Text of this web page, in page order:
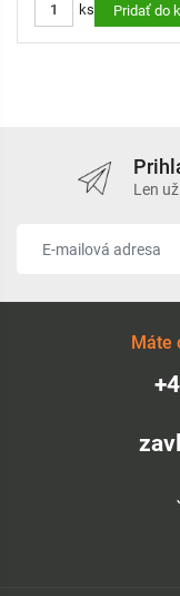
ks Pridať do
Len
Máte